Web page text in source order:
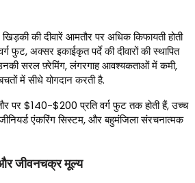
की दीवारें आमतौर पर अधिक किफायती होती
अक्सर इकाईकृत पर्दे की दीवारों की स्थापित
सरल फ़्रेमिंग, लंगरगाह आवश्यकताओं में कमी,
में सीधे योगदान करती है.
तौर पर $140-$200 प्रति वर्ग फुट तक होती हैं, उच्च
एंकरिंग सिस्टम, और बहुमंजिला संरचनात्मक
जीवनचक्र मूल्य